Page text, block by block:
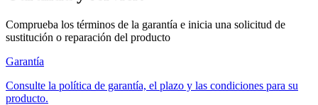
Comprueba los términos de la garantía e inicia una solicitud de
sustitución o reparación del producto
Garantía
Consulte la política de garantía, el plazo y las condiciones para su
producto.